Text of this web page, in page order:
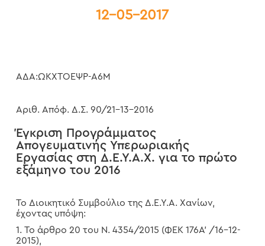
12-05-2017
ΑΔΑ:ΩΚΧΤΟΕΨΡ-Α6Μ
Αριθ. Απόφ. Δ.Σ. 90/21-13-2016
Έγκριση Προγράμματος
Απογευματινής Υπερωριακής
Εργασίας στη Δ.Ε.Υ.Α.Χ. για το πρώτο
εξάμηνο του 2016
Το Διοικητικό Συμβούλιο της Δ.Ε.Υ.Α. Χανίων,
έχοντας υπόψη:
1. Το άρθρο 20 του Ν. 4354/2015 (ΦΕΚ 176Α’ /16-12-
2015),